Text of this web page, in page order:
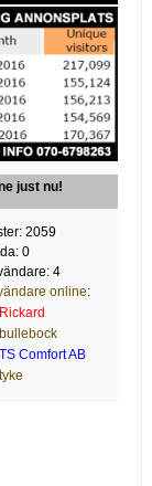
just nu!
2059
0
4
online:
Rickard
bullebock
TS Comfort AB
tyke